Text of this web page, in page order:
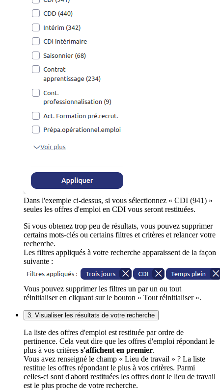
Dans l'exemple ci-dessus, si vous sélectionnez « CDI (941) »
seules les offres d'emploi en CDI vous seront restituées.
Si vous obtenez trop peu de résultats, vous pouvez supprimer
certains mots-clés ou certains filtres et critères et relancer votre
recherche.
Les filtres appliqués à votre recherche apparaissent de la façon
suivante :
Vous pouvez supprimer les filtres un par un ou tout
réinitialiser en cliquant sur le bouton « Tout réinitialiser ».
3. Visualiser les résultats de votre recherche
La liste des offres d'emploi est restituée par ordre de
pertinence. Cela veut dire que les offres d'emploi répondant le
plus à vos critères s'affichent en premier.
Vous avez renseigné le champ « Lieu de travail » ? La liste
restitue les offres répondant le plus à vos critères. Parmi
celles-ci sont d'abord restituées les offres dont le lieu de travail
est le plus proche de votre recherche.